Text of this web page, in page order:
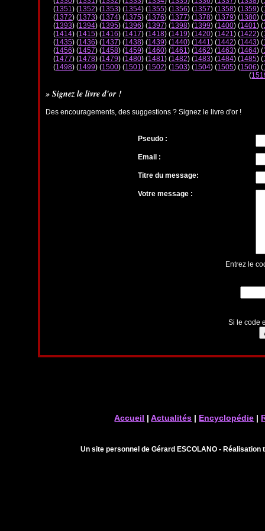
(1351) (1352) (1353) (1354) (1355) (1356) (1357) (1358) (1359) (
(1372) (1373) (1374) (1375) (1376) (1377) (1378) (1379) (1380) (
(1393) (1394) (1395) (1396) (1397) (1398) (1399) (1400) (1401) (
(1414) (1415) (1416) (1417) (1418) (1419) (1420) (1421) (1422) (
(1435) (1436) (1437) (1438) (1439) (1440) (1441) (1442) (1443) (
(1456) (1457) (1458) (1459) (1460) (1461) (1462) (1463) (1464) (
(1477) (1478) (1479) (1480) (1481) (1482) (1483) (1484) (1485) (
(1498) (1499) (1500) (1501) (1502) (1503) (1504) (1505) (1506) (
(
» Signez le livre d'or !
Des encouragements, des suggestions ? Signez le livre d'or !
Pseudo :
Email :
Titre du message:
Votre message :
Entrez le
Si le code
Accueil |Actualités | Encyclopédie |
Un site personnel de Gérard ESCOLANO -